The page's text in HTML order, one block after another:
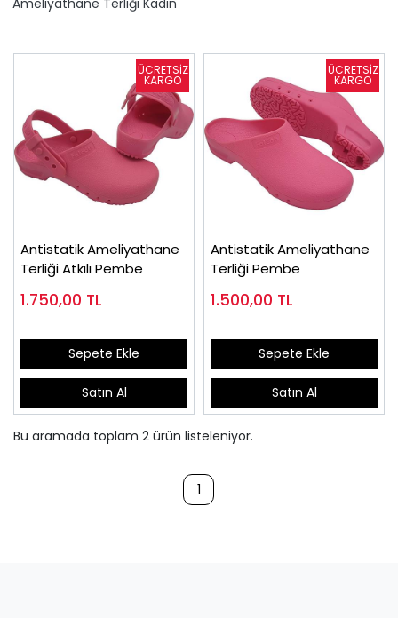
Antistatik Ameliyathane
Terliği Atkılı Pembe
1.750,00 TL
Sepete Ekle
Satın Al
Antistatik Ameliyathane
Terliği Pembe
1.500,00 TL
Sepete Ekle
Satın Al
Bu aramada toplam 2 ürün listeleniyor.
1